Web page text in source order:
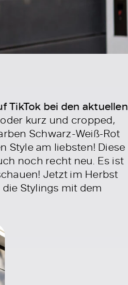
TikTok bei den aktuellen
kurz und cropped,
Schwarz-Weiß-Rot
Style am liebsten! Diese
noch recht neu. Es ist
Jetzt im Herbst
Stylings mit dem